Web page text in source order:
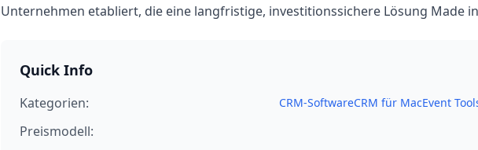
Unternehmen etabliert, die eine langfristige, investitionssichere Lösung Made
Quick Info
Kategorien: CRM-SoftwareCRM für MacEvent
Preismodell: